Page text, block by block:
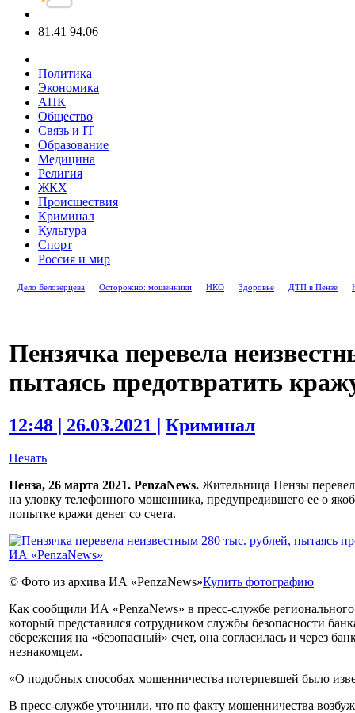
81.41 94.06
Политика
Экономика
АПК
Общество
Связь и IT
Образование
Медицина
Религия
ЖКХ
Происшествия
Криминал
Культура
Спорт
Россия и мир
Дело Белозерцева Осторожно: мошенники НКО Здоровье ДТП в Пензе
Пензячка перевела
пытаясь предотвратить
12:48 | 26.03.2021 | Криминал
Печать
Пенза, 26 марта 2021. PenzaNews. Жительница Пензы
на уловку телефонного мошенника, предупредившего ее о
попытке кражи денег со счета.
© Фото из архива ИА «PenzaNews»Купить фотографию
Как сообщили ИА «PenzaNews» в пресс-службе
который представился сотрудником службы безопасности
сбережения на «безопасный» счет, она согласилась и через
незнакомцем.
«О подобных способах мошенничества потерпевшей было
В пресс-службе уточнили, что по факту мошенничества